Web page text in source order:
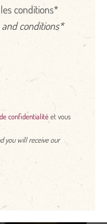
conditions*
conditions*
confidentialitéet vous
you will receive our